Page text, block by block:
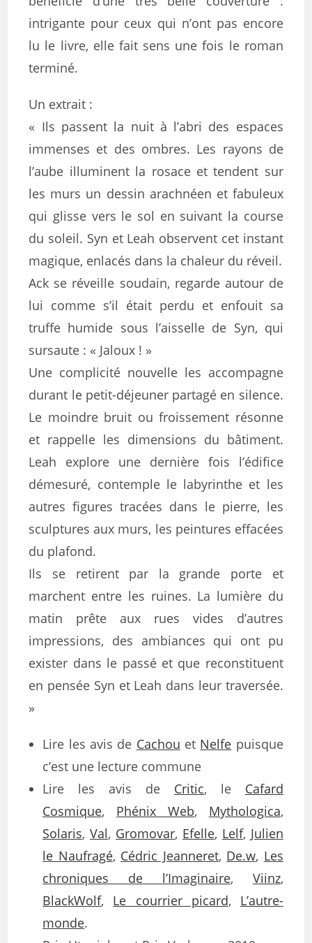
intrigante pour ceux qui n’ont pas encore
lu le livre, elle fait sens une fois le roman
terminé.
Un extrait :
« Ils passent la nuit à l’abri des espaces
immenses et des ombres. Les rayons de
l’aube illuminent la rosace et tendent sur
les murs un dessin arachnéen et fabuleux
qui glisse vers le sol en suivant la course
du soleil. Syn et Leah observent cet instant
magique, enlacés dans la chaleur du réveil.
Ack se réveille soudain, regarde autour de
lui comme s’il était perdu et enfouit sa
truffe humide sous l’aisselle de Syn, qui
sursaute : « Jaloux ! »
Une complicité nouvelle les accompagne
durant le petit-déjeuner partagé en silence.
Le moindre bruit ou froissement résonne
et rappelle les dimensions du bâtiment.
Leah explore une dernière fois l’édifice
démesuré, contemple le labyrinthe et les
autres figures tracées dans le pierre, les
sculptures aux murs, les peintures effacées
du plafond.
Ils se retirent par la grande porte et
marchent entre les ruines. La lumière du
matin prête aux rues vides d’autres
impressions, des ambiances qui ont pu
exister dans le passé et que reconstituent
en pensée Syn et Leah dans leur traversée.
»
Lire les avis de Cachou et Nelfe puisque
c’est une lecture commune
Lire les avis de Critic, le Cafard
Cosmique, Phénix Web, Mythologica,
Solaris,Val, Gromovar, Efelle, Lelf, Julien
le Naufragé, Cédric Jeanneret, De.w, Les
chroniques de l’Imaginaire, Viinz,
BlackWolf, Le courrier picard, L’autre-
monde.